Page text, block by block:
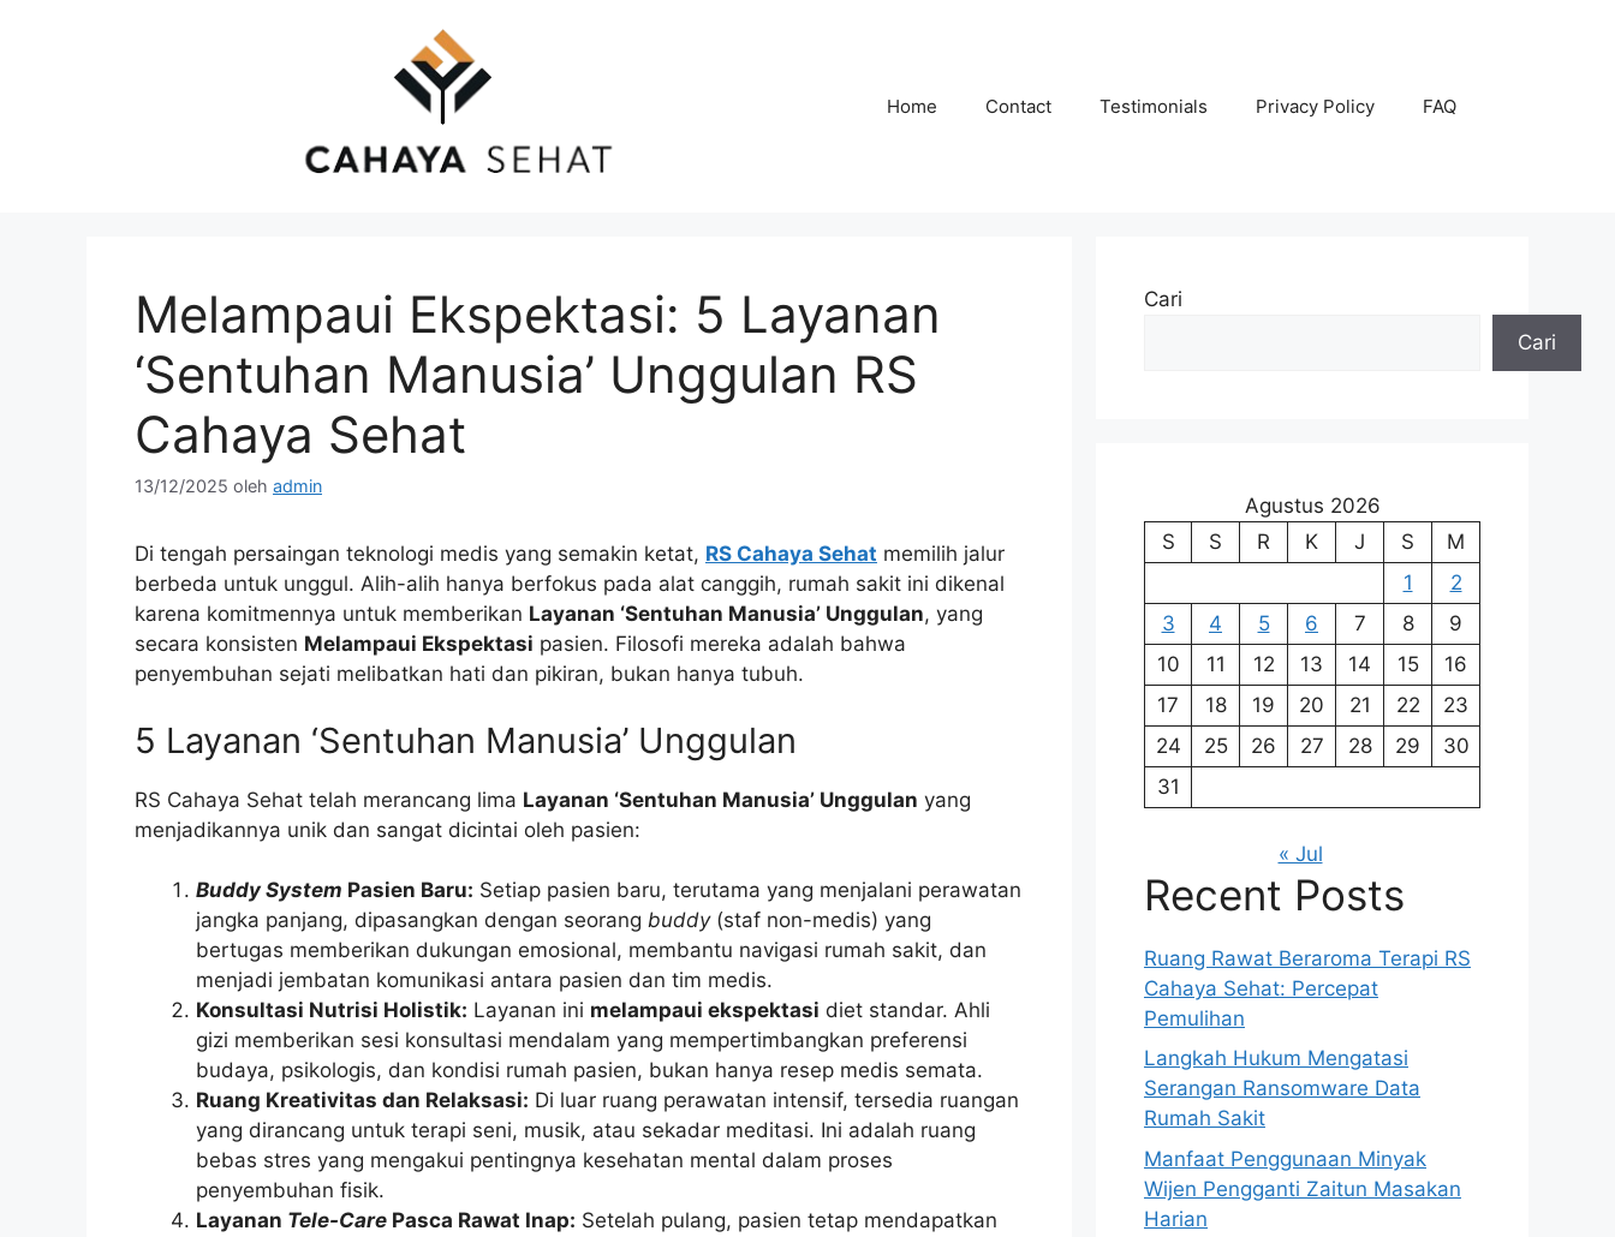
Home Contact Testimonials Privacy Policy FAQ
Melampaui Ekspektasi: 5 Layanan
‘Sentuhan Manusia’ Unggulan RS
Cahaya Sehat
13/12/2025 oleh admin
Di tengah persaingan teknologi medis yang semakin ketat, RS Cahaya Sehat memilih jalur
berbeda untuk unggul. Alih-alih hanya berfokus pada alat canggih, rumah sakit ini dikenal
karena komitmennya untuk memberikan Layanan ‘Sentuhan Manusia’ Unggulan, yang
secara konsisten Melampaui Ekspektasi pasien. Filosofi mereka adalah bahwa
penyembuhan sejati melibatkan hati dan pikiran, bukan hanya tubuh.
5 Layanan ‘Sentuhan Manusia’ Unggulan
RS Cahaya Sehat telah merancang lima Layanan ‘Sentuhan Manusia’ Unggulan yang
menjadikannya unik dan sangat dicintai oleh pasien:
Buddy System Pasien Baru: Setiap pasien baru, terutama yang menjalani perawatan
jangka panjang, dipasangkan dengan seorang buddy(staf non-medis) yang
bertugas memberikan dukungan emosional, membantu navigasi rumah sakit, dan
menjadi jembatan komunikasi antara pasien dan tim medis.
Konsultasi Nutrisi Holistik: Layanan ini melampaui ekspektasi diet standar. Ahli
gizi memberikan sesi konsultasi mendalam yang mempertimbangkan preferensi
budaya, psikologis, dan kondisi rumah pasien, bukan hanya resep medis semata.
Ruang Kreativitas dan Relaksasi: Di luar ruang perawatan intensif, tersedia ruangan
yang dirancang untuk terapi seni, musik, atau sekadar meditasi. Ini adalah ruang
bebas stres yang mengakui pentingnya kesehatan mental dalam proses
penyembuhan fisik.
Layanan Tele-Care Pasca Rawat Inap: Setelah pulang, pasien tetap mendapatkan
Cari
Cari
Agustus 2026
S
S R K J S
M
1
2
3
4 5 6 7 8
9
10
11 12 13 14 15
16
17
18 19 20 21 22
23
24
25 26 27 28 29
30
31
« Jul
Recent Posts
Ruang Rawat Beraroma Terapi RS
Cahaya Sehat: Percepat
Pemulihan
Langkah Hukum Mengatasi
Serangan Ransomware Data
Rumah Sakit
Manfaat Penggunaan Minyak
Wijen Pengganti Zaitun Masakan
Harian